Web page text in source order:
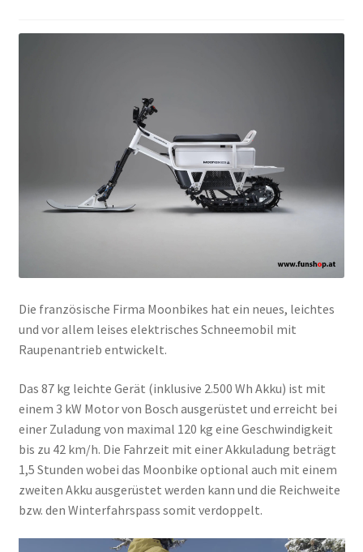
Die französische Firma Moonbikes hat ein neues, leichtes
und vor allem leises elektrisches Schneemobil mit
Raupenantrieb entwickelt.
Das 87 kg leichte Gerät (inklusive 2.500 Wh Akku) ist mit
einem 3 kW Motor von Bosch ausgerüstet und erreicht bei
einer Zuladung von maximal 120 kg eine Geschwindigkeit
bis zu 42 km/h. Die Fahrzeit mit einer Akkuladung beträgt
1,5 Stunden wobei das Moonbike optional auch mit einem
zweiten Akku ausgerüstet werden kann und die Reichweite
bzw. den Winterfahrspass somit verdoppelt.